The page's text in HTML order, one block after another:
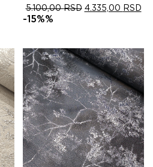
5.100,00RSD ОРИГИНАЛНА
5.100,00 RSD.
4.335,00 RSD
-15%%